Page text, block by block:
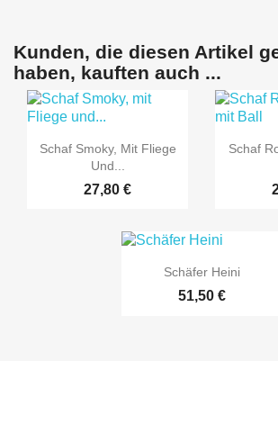
Kunden, die diesen Artikel
haben, kauften auch ...
 Vorschau
Schaf Smoky, Mit Fliege
Und...
27,80 €

Schaf
 Vorschau
Schäfer Heini
51,50 €